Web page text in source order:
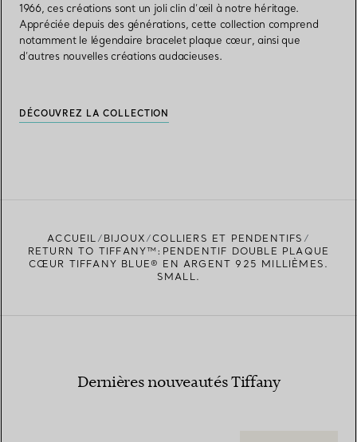
1966, ces créations sont un joli clin d’œil à notre héritage.
Appréciée depuis des générations, cette collection comprend
notamment le légendaire bracelet plaque cœur, ainsi que
d’autres nouvelles créations audacieuses.
DÉCOUVREZ LA COLLECTION
ACCUEIL BIJOUX
COLLIERS ET PENDENTIFS
RETURN TO TIFFANY™:PENDENTIF DOUBLE PLAQUE
CŒUR TIFFANY BLUE® EN ARGENT 925 MILLIÈMES.
SMALL.
Dernières nouveautés Tiffany